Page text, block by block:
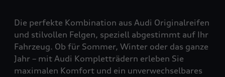
Die perfekte Kombination aus Audi Originalreifen
und stilvollen Felgen, speziell abgestimmt auf Ihr
Fahrzeug. Ob für Sommer, Winter oder das ganze
Jahr – mit Audi Kompletträdern erleben Sie
maximalen Komfort und ein unverwechselbares